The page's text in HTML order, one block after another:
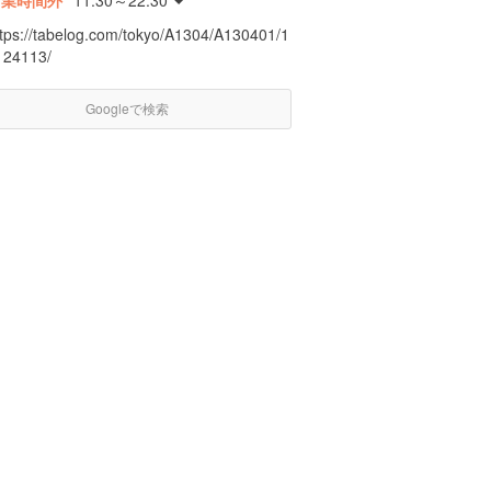
tabelog.com/tokyo/A1304/A130401/1
Googleで検索